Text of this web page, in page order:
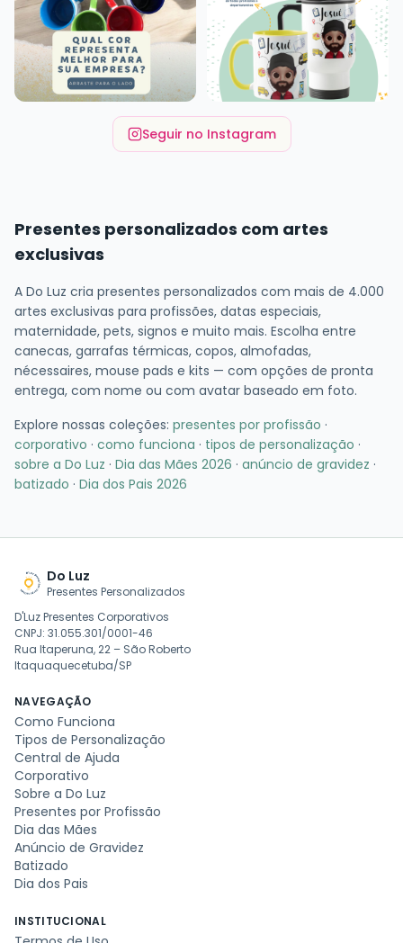
Seguir no Instagram
Presentes personalizados com artes
exclusivas
A Do Luz cria presentes personalizados com mais de 4.000
artes exclusivas para profissões, datas especiais,
maternidade, pets, signos e muito mais. Escolha entre
canecas, garrafas térmicas, copos, almofadas,
nécessaires, mouse pads e kits — com opções de pronta
entrega, com nome ou com avatar baseado em foto.
Explore nossas coleções: presentes por profissão ·
corporativo · como funciona · tipos de personalização ·
sobre a Do Luz · Dia das Mães 2026 · anúncio de gravidez ·
batizado · Dia dos Pais 2026
Do Luz
Presentes Personalizados
D'Luz Presentes Corporativos
CNPJ: 31.055.301/0001-46
Rua Itaperuna, 22 – São Roberto
Itaquaquecetuba/SP
NAVEGAÇÃO
Como Funciona
Tipos de Personalização
Central de Ajuda
Corporativo
Sobre a Do Luz
Presentes por Profissão
Dia das Mães
Anúncio de Gravidez
Batizado
Dia dos Pais
INSTITUCIONAL